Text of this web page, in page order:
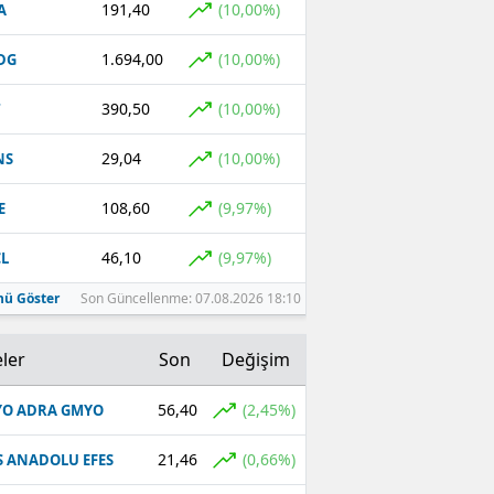
Malatya
Manisa
Kahramanmaraş
Mardin
Muğla
Muş
Nevşehir
Rize
Sakarya
191,40 (10,00%)
1.694,00 (10,00%)
390,50 (10,00%)
29,04 (10,00%)
108,60 (9,97%)
46,10 (9,97%)
Göster Son Güncellenme: 07.08.2026 18:10
Son Değişim
ADRA GMYO 56,40 (2,45%)
ANADOLU EFES 21,46 (0,66%)